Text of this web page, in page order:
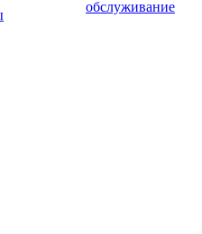
обслуживание